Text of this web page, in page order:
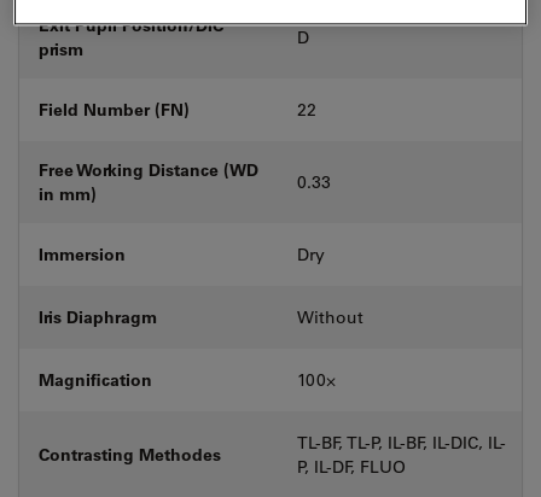
Exit Pupil Position/DIC
prism
D
Field Number (FN) 22
Free Working Distance (WD
in mm)
0.33
Immersion Dry
Iris Diaphragm Without
Magnification 100⨉
Contrasting Methodes
TL-BF, TL-P, IL-BF, IL-DIC, IL-
P, IL-DF, FLUO